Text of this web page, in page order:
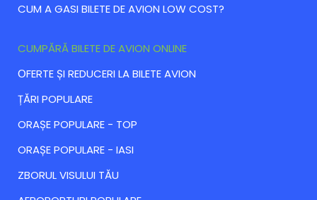
CUM A GASI BILETE DE AVION LOW COST?
CUMPĂRĂ BILETE DE AVION ONLINE
ОFERTE ȘI REDUCERI LA BILETE AVION
ȚĂRI POPULARE
ORAȘE POPULARE - TOP
ORAȘE POPULARE - IASI
ZBORUL VISULUI TĂU